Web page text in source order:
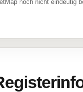
noch nicht eindeutig